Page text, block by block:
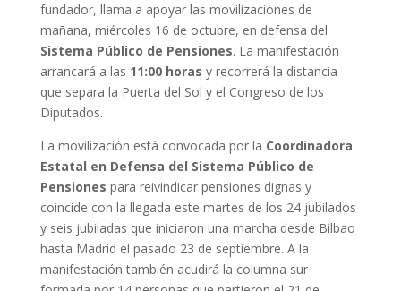
fundador, llama a apoyar las movilizaciones de
mañana, miércoles 16 de octubre, en defensa del
Sistema Público de Pensiones. La manifestación
arrancará a las 11:00 horas y recorrerá la distancia
que separa la Puerta del Sol y el Congreso de los
Diputados.
La movilización está convocada por la Coordinadora
Estatal en Defensa del Sistema Público de
Pensiones para reivindicar pensiones dignas y
coincide con la llegada este martes de los 24 jubilados
y seis jubiladas que iniciaron una marcha desde Bilbao
hasta Madrid el pasado 23 de septiembre. A la
manifestación también acudirá la columna sur